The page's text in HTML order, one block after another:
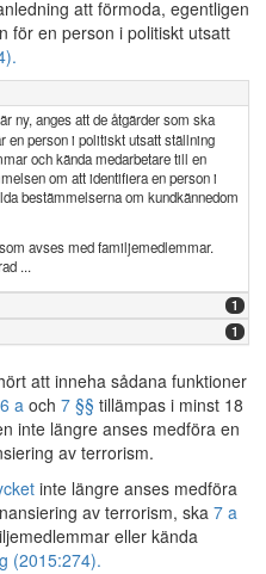
att förmoda, egentligen
för en person i politiskt utsatt
ny, anges att de åtgärder som ska
en person i politiskt utsatt ställning
och kända medarbetare till en
om att identifiera en person i
bestämmelserna om kundkännedom
avses med familjemedlemmar.
...
1
1
att inneha sådana funktioner
6 a och 7 §§ tillämpas i minst 18
inte längre anses medföra en
av terrorism.
inte längre anses medföra
av terrorism, ska 7 a
eller kända
(2015:274).